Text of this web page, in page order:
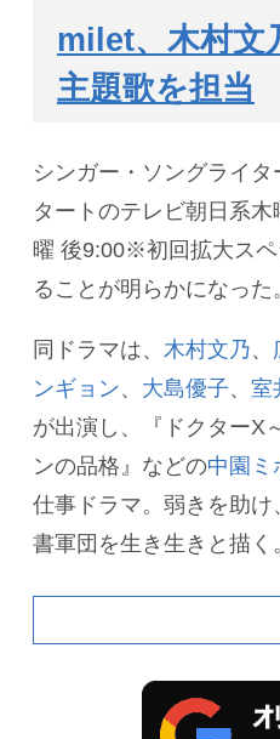
milet、木村文
主題歌を担当
シンガー・ソングライタ
タートのテレビ朝日系
曜 後9:00※初回拡大ス
ることが明らかになった
同ドラマは、 木村文乃、
ンギョン、 大島優子、 室
が出演し、『ドクターX
ンの品格』などの中園ミ
仕事ドラマ。弱きを助
書軍団を生き生きと描く